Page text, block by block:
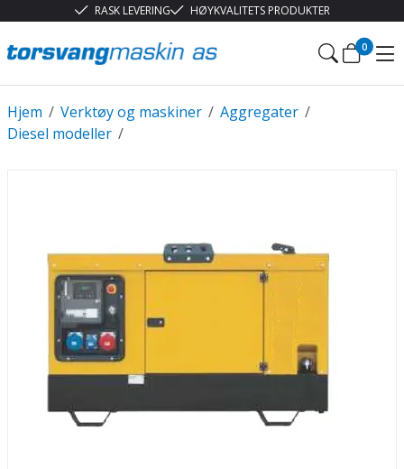
RASK LEVERING HØYKVALITETS PRODUKTER
0
/
Hjem /
Verktøy og maskiner /
Aggregater
/
Diesel modeller